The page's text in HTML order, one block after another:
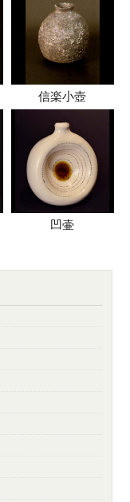
信楽小壺
凹壷